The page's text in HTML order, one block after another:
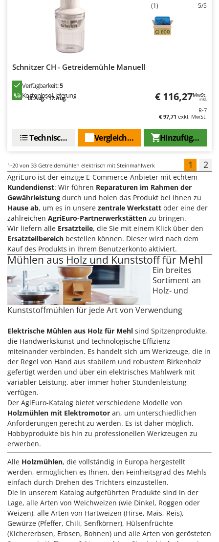
(1) 5/5
Schnitzer CH - Getreidemühle Manuell
Verfügbarkeit:5
Kostenlose Lieferung
13. Aug. - 17. Aug. € 116,27MwSt.
inkl.
R-7
€ 97,71 exkl. MwSt.
Hinzufügen
Vergleichen Sie
Technische Daten
1-20 von 33 Getreidemühlen elektrisch mit Steinmahlwerk 1 2
AgriEuro ist der einzige E-Commerce-Anbieter mit echtem
Kundendienst: Wir führen Reparaturen im Rahmen der
Gewährleistung durch und holen das Produkt bei Ihnen zu
Hause ab, um es in unsere zentrale Werkstatt oder eine der
zahlreichen AgriEuro-Partnerwerkstätten zu bringen.
Wir liefern alle Ersatzteile, die Sie mit einem Klick über den
Ersatzteilbereich bestellen können. Dieser wird nach dem
Kauf des Produkts in Ihrem Benutzerkonto aktiviert.
Mühlen aus Holz und Kunststoff für Mehl
Ein breites
Sortiment an
Holz- und
Kunststoffmühlen für jede Art von Verwendung
Elektrische Mühlen aus Holz für Mehl sind Spitzenprodukte,
die Handwerkskunst und technologische Effizienz
miteinander verbinden. Es handelt sich um Werkzeuge, die in
der Regel von Hand aus stabilem und robustem Birkenholz
gefertigt werden und über ein elektrisches Mahlwerk mit
variabler Leistung, aber immer hoher Stundenleistung
verfügen.
Der AgiEuro-Katalog bietet verschiedene Modelle von
Holzmühlen mit Elektromotor an, um unterschiedlichen
Anforderungen gerecht zu werden. Es ist daher möglich,
Hobbyprodukte bis hin zu professionellen Werkzeugen zu
erwerben.
Alle Holzmühlen, die vollständig in Europa hergestellt
werden, ermöglichen es Ihnen, den Feinheitsgrad des Mehls
einfach durch Drehen des Trichters einzustellen.
Die in unserem Katalog aufgeführten Produkte sind in der
Lage, alle Arten von Weichweizen (wie Dinkel, Roggen oder
Weizen), alle Arten von Hartweizen (Hirse, Mais, Reis),
Gewürze (Pfeffer, Chili, Senfkörner), Hülsenfrüchte
(Kichererbsen, Erbsen, Bohnen) und alle Arten von gerösteten